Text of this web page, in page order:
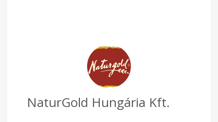
NaturGold Hungária Kft.